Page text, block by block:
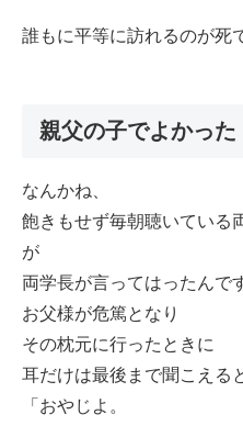
誰もに平等に訪れるのが死
親父の子でよかった
なんかね、
飽きもせず毎朝聴いている
が
両学長が言ってはったんで
お父様が危篤となり
その枕元に行ったときに
耳だけは最後まで聞こえる
「おやじよ。